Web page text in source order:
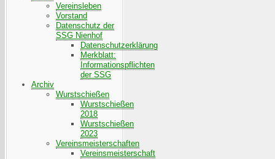
Vereinsleben
Vorstand
Datenschutz der
SSG Nienhof
Datenschutzerklärung
Merkblatt:
Informationspflichten
der SSG
Archiv
Wurstschießen
Wurstschießen
2018
Wurstschießen
2023
Vereinsmeisterschaften
Vereinsmeisterschaft